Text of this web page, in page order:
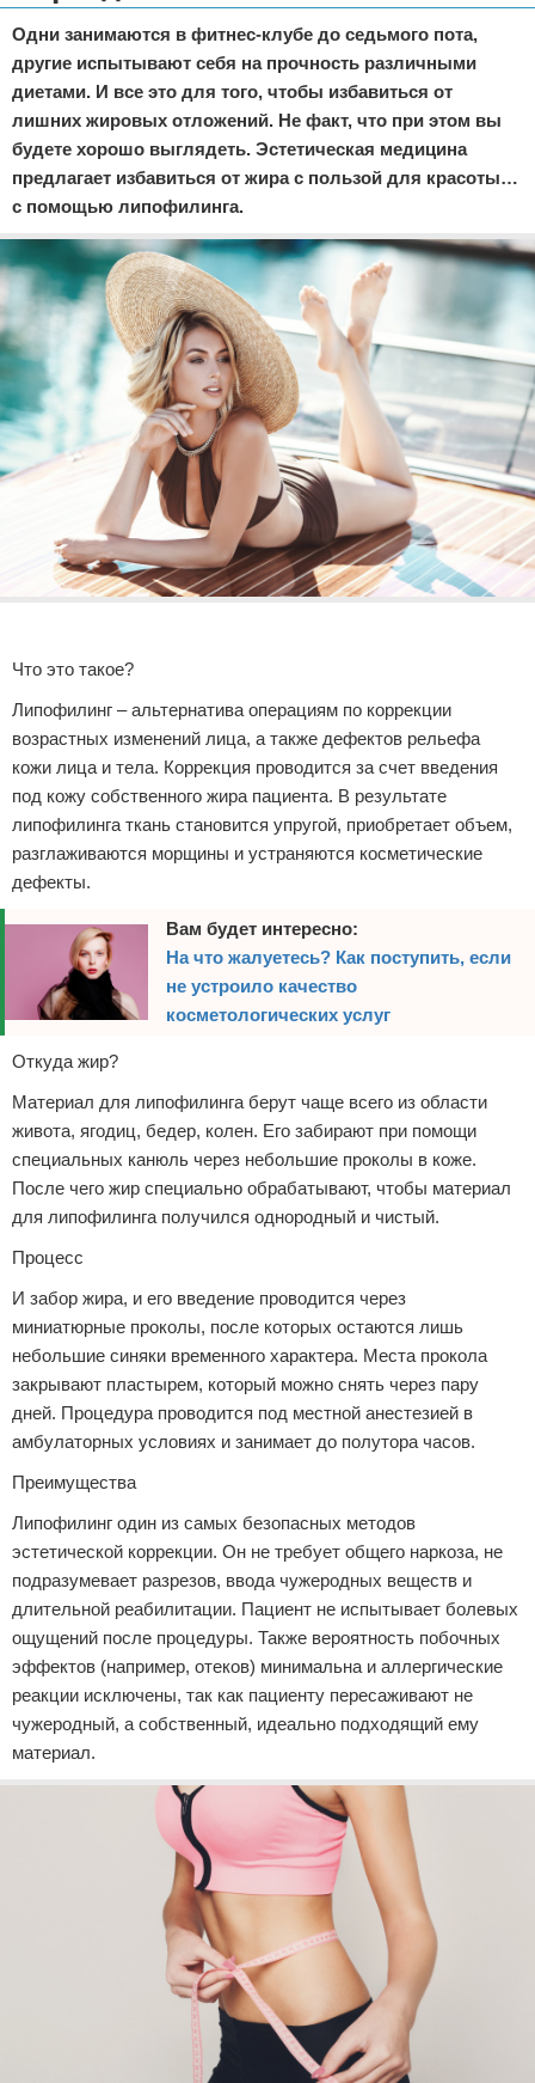
Кино и сериалы
Покупки
Мода и стиль
Отказ от ответственности
Одни занимаются в фитнес-клубе до седьмого пота,
другие испытывают себя на прочность различными
диетами. И все это для того, чтобы избавиться от
лишних жировых отложений. Не факт, что при этом вы
будете хорошо выглядеть. Эстетическая медицина
предлагает избавиться от жира с пользой для красоты…
с помощью липофилинга.
Что это такое?
Липофилинг – альтернатива операциям по коррекции
возрастных изменений лица, а также дефектов рельефа
кожи лица и тела. Коррекция проводится за счет введения
под кожу собственного жира пациента. В результате
липофилинга ткань становится упругой, приобретает объем,
разглаживаются морщины и устраняются косметические
дефекты.
Вам будет интересно:
На что жалуетесь? Как поступить, если
не устроило качество
косметологических услуг
Откуда жир?
Материал для липофилинга берут чаще всего из области
живота, ягодиц, бедер, колен. Его забирают при помощи
специальных канюль через небольшие проколы в коже.
После чего жир специально обрабатывают, чтобы материал
для липофилинга получился однородный и чистый.
Процесс
И забор жира, и его введение проводится через
миниатюрные проколы, после которых остаются лишь
небольшие синяки временного характера. Места прокола
закрывают пластырем, который можно снять через пару
дней. Процедура проводится под местной анестезией в
амбулаторных условиях и занимает до полутора часов.
Преимущества
Липофилинг один из самых безопасных методов
эстетической коррекции. Он не требует общего наркоза, не
подразумевает разрезов, ввода чужеродных веществ и
длительной реабилитации. Пациент не испытывает болевых
ощущений после процедуры. Также вероятность побочных
эффектов (например, отеков) минимальна и аллергические
реакции исключены, так как пациенту пересаживают не
чужеродный, а собственный, идеально подходящий ему
материал.